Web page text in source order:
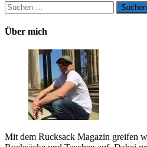
Suchen
nach:
Über mich
Mit dem Rucksack Magazin greifen